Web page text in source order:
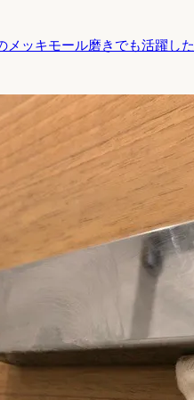
メッキモール磨きでも活躍した